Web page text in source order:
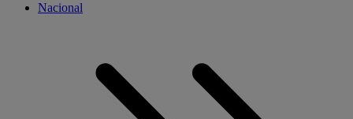
Nacional